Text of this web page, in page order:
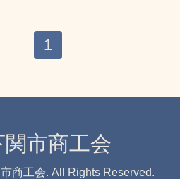
1
関市商工会
商工会. All Rights Reserved.